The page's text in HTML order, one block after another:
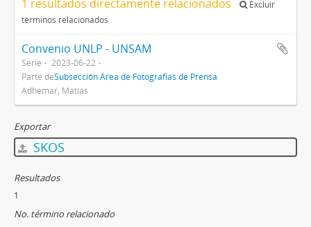
1 resultados directamente relacionados
Excluir
términos relacionados
Convenio UNLP - UNSAM
Serie
2023-06-22
Parte deSubsección Área de Fotografias de Prensa
Adhemar, Matías
Exportar
SKOS
Resultados
1
No. término relacionado